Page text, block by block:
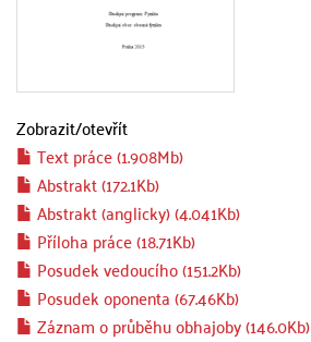
Zobrazit/otevřít
Text práce (1.908Mb)
Abstrakt (172.1Kb)
Abstrakt (anglicky) (4.041Kb)
Příloha práce (18.71Kb)
Posudek vedoucího (151.2Kb)
Posudek oponenta (67.46Kb)
Záznam o průběhu obhajoby (146.0Kb)